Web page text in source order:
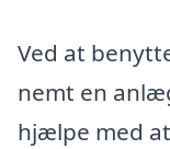
Ved at
nemt en
hjælpe med